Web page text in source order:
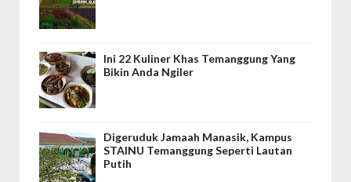
Ini 22 Kuliner Khas Temanggung Yang
Bikin Anda Ngiler
Digeruduk Jamaah Manasik, Kampus
STAINU Temanggung Seperti Lautan
Putih